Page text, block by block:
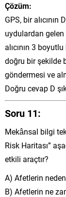
Çözüm:
GPS, bir
uydulardan
alıcının 3
doğru bir şekilde
göndermesi ve
Doğru cevap D
Soru 11:
Mekânsal bilgi
Risk Haritası”
etkili araçtır?
A) Afetlerin
B) Afetlerin ne